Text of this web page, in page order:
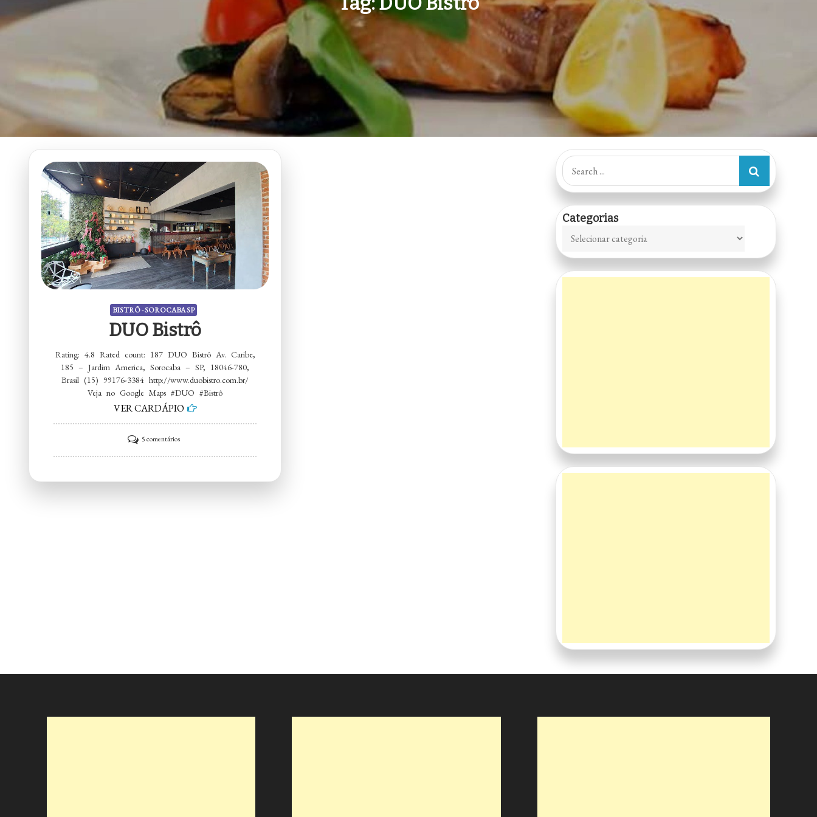
BISTRÔ - SOROCABA SP
DUO Bistrô
Rating: 4.8 Rated count: 187 DUO Bistrô Av. Caribe,
185 – Jardim America, Sorocaba – SP, 18046-780,
Brasil (15) 99176-3384 http://www.duobistro.com.br/
Veja no Google Maps #DUO #Bistrô
VER CARDÁPIO
5 comentáriosem
DUO
Search
for:
Categorias
Categorias